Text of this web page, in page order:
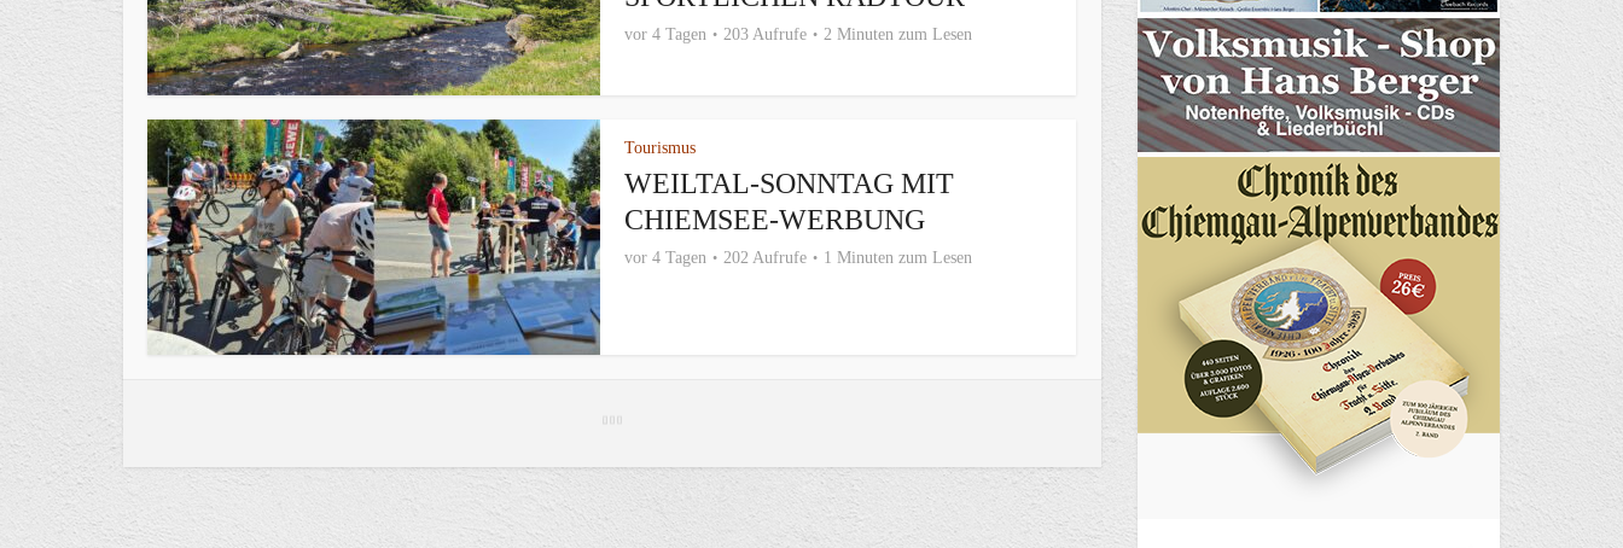
vor 4 Tagen 203 Aufrufe 2 Minuten zum Lesen
Tourismus
WEILTAL-SONNTAG MIT
CHIEMSEE-WERBUNG
vor 4 Tagen 202 Aufrufe 1 Minuten zum Lesen
ALTÖTTING
vor 4 Tagen 939 Aufrufe 2 Minuten zum Lesen